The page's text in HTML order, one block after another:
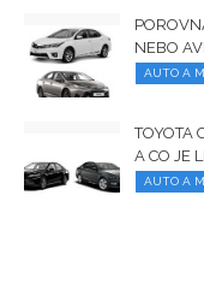
NEBO
AUTO A
TOYOTA
A CO JE
AUTO A